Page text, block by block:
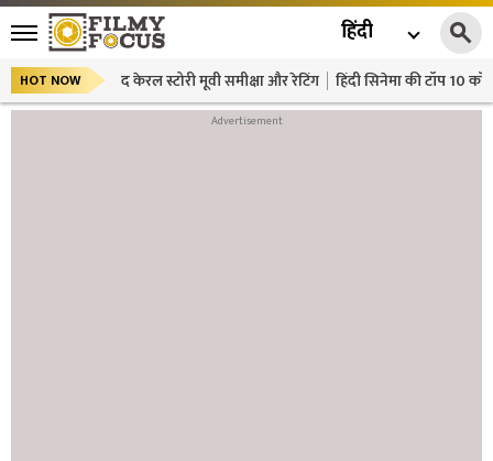
हिंदी
HOT NOW द केरल स्टोरी मूवी समीक्षा और रेटिंग हिंदी सिनेमा की टॉप 10